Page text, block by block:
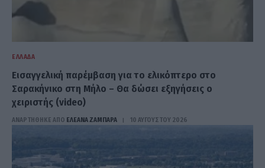
ΕΛΛΆΔΑ
Εισαγγελική παρέμβαση για το ελικόπτερο στο
Σαρακήνικο στη Μήλο – Θα δώσει εξηγήσεις ο
χειριστής (video)
ΑΝΑΡΤΗΘΗΚΕ ΑΠΟ ΕΛΕΑΝΑ ΖΑΜΠΑΡΑ 10 ΑΥΓΟΎΣΤΟΥ 2026